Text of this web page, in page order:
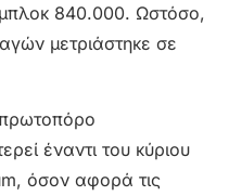
840.000. Ωστόσο,
μετριάστηκε σε
έναντι του κύριου
όσον αφορά τις